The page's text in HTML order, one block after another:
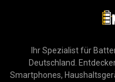
Ihr Spezialist für
Deutschland.
Smartphones,